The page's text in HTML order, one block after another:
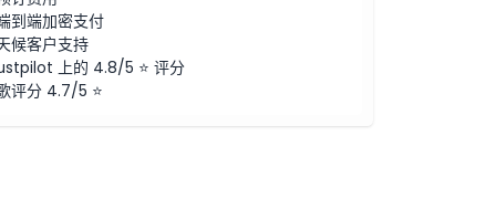
到端加密支付
候客户支持
上的 4.8/5 ⭐ 评分
评分 4.7/5 ⭐